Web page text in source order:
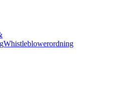
Whistleblowerordning